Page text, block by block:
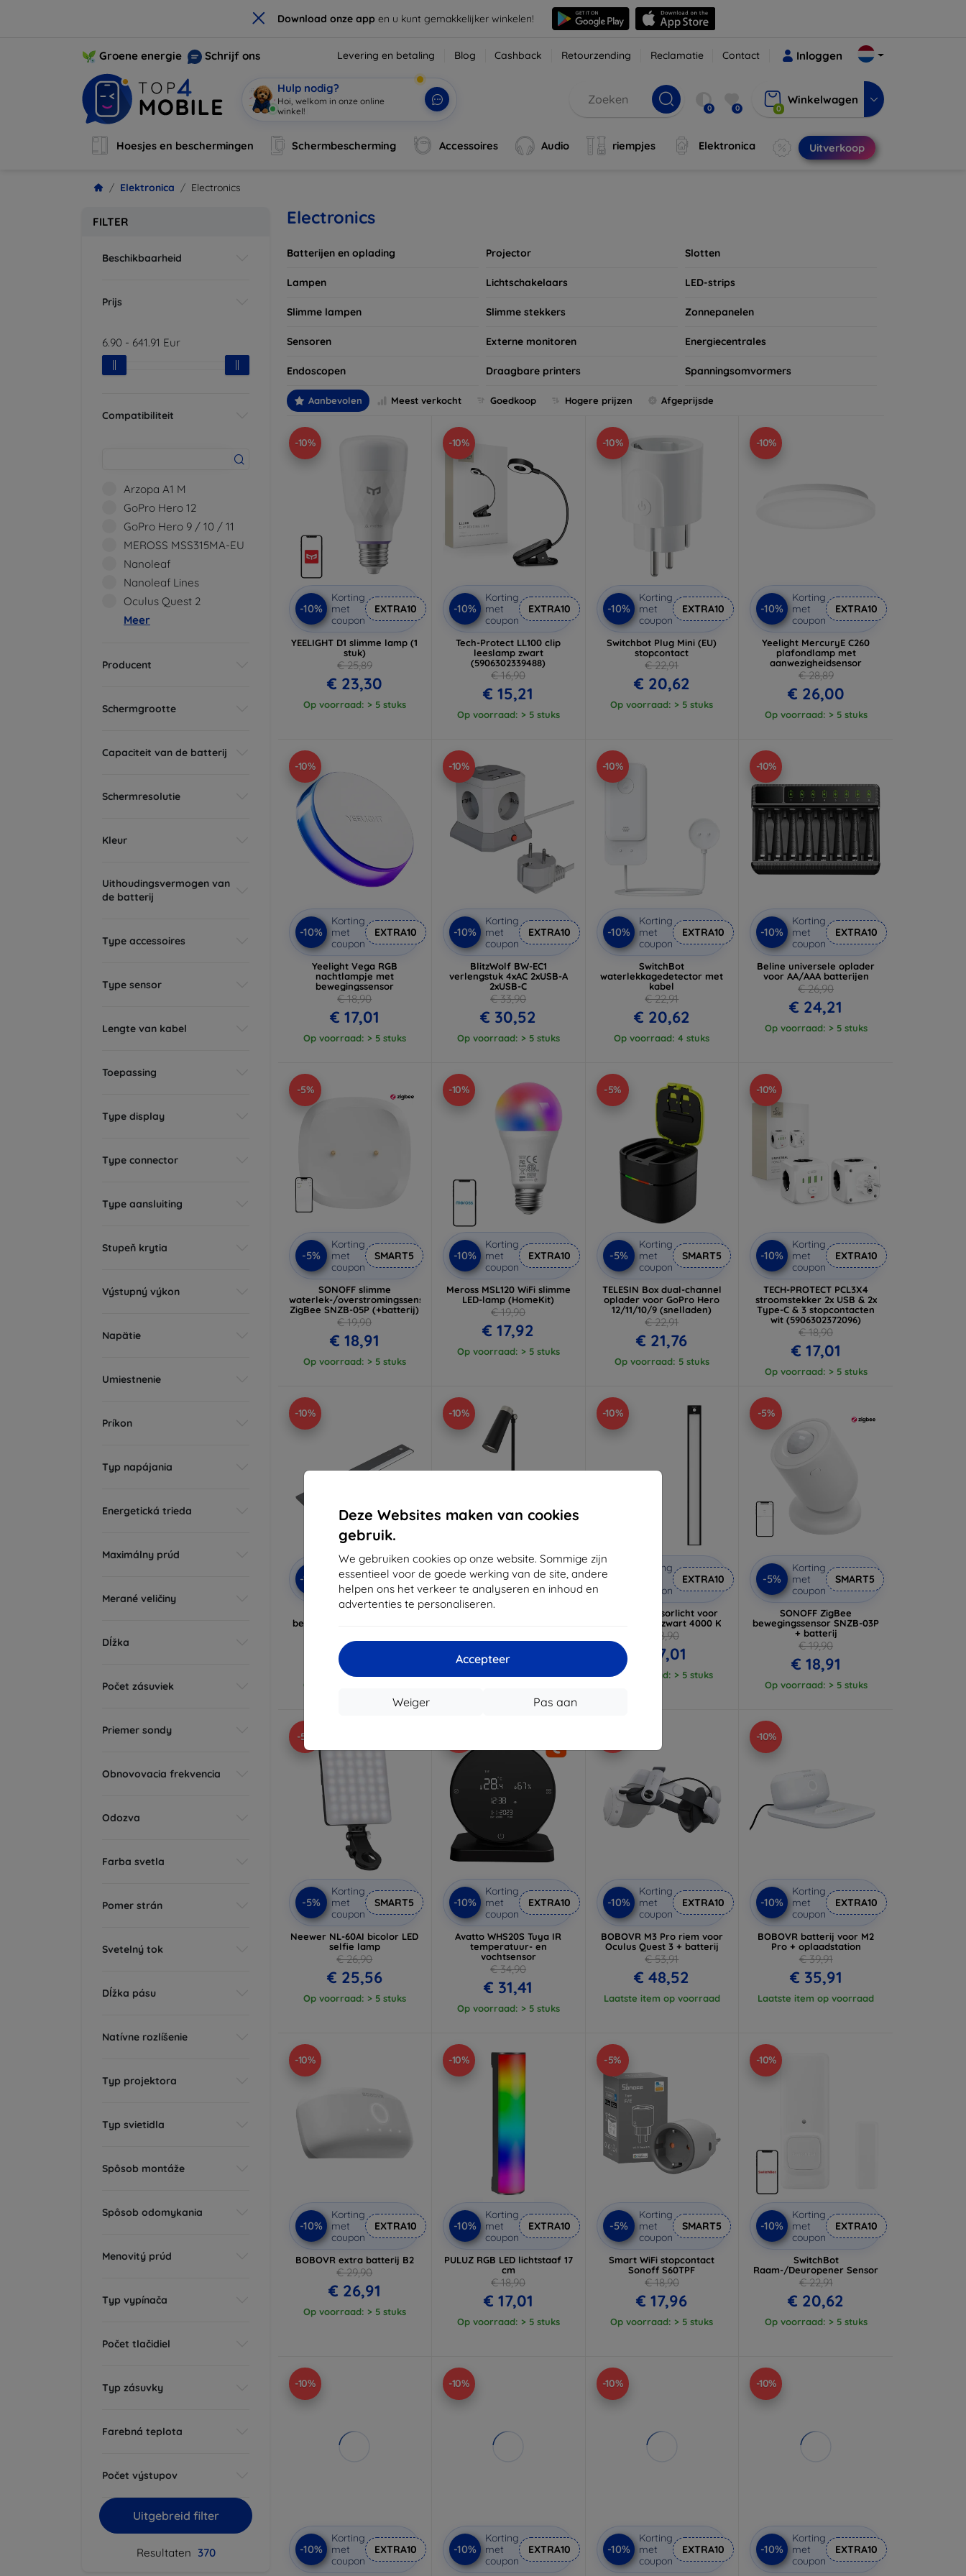
× Download onze app en u kunt gemakkelijker winkelen!
Deze Websites maken van cookies
gebruik.
We gebruiken cookies op onze website. Sommige zijn
essentieel voor de goede werking van de site, andere
helpen ons het verkeer te analyseren en inhoud en
advertenties te personaliseren.
Accepteer
Pas aan
Weiger
Groene energie Schrijf ons Levering en betaling Blog Cashback Retourzending Reclamatie Contact Inloggen
Hulp nodig?
Ik be| 0 0 0
Winkelwagen
Hoesjes en beschermingen Schermbescherming Accessoires Audio riempjes Elektronica Uitverkoop
Elektronica Electronics
FILTER
Beschikbaarheid
Prijs
6.90 - 641.91 Eur
Compatibiliteit
Arzopa A1 M
GoPro Hero 12
GoPro Hero 9 / 10 / 11
MEROSS MSS315MA-EU
Nanoleaf
Nanoleaf Lines
Oculus Quest 2
Meer
Producent
Schermgrootte
Capaciteit van de batterij
Schermresolutie
Kleur
Uithoudingsvermogen van
de batterij
Type accessoires
Type sensor
Lengte van kabel
Toepassing
Type display
Type connector
Type aansluiting
Stupeň krytia
Výstupný výkon
Napätie
Umiestnenie
Príkon
Typ napájania
Energetická trieda
Maximálny prúd
Merané veličiny
Dĺžka
Počet zásuviek
Priemer sondy
Obnovovacia frekvencia
Odozva
Farba svetla
Pomer strán
Svetelný tok
Dĺžka pásu
Natívne rozlíšenie
Typ projektora
Typ svietidla
Spôsob montáže
Spôsob odomykania
Menovitý prúd
Typ vypínača
Počet tlačidiel
Typ zásuvky
Farebná teplota
Počet výstupov
Uitgebreid filter
Resultaten 370
Electronics
Batterijen en oplading Projector Slotten
Lampen Lichtschakelaars LED-strips
Slimme lampen Slimme stekkers Zonnepanelen
Sensoren Externe monitoren Energiecentrales
Endoscopen Draagbare printers Spanningsomvormers
Aanbevolen Meest verkocht Goedkoop Hogere prijzen Afgeprijsde
-10%
-10%
Korting
met
coupon
EXTRA10
YEELIGHT D1 slimme lamp (1
stuk)
€ 25,89
€ 23,30
Op voorraad: > 5 stuks
-10%
-10%
Korting
met
coupon
EXTRA10
Tech-Protect LL100 clip
leeslamp zwart
(5906302339488)
€ 16,90
€ 15,21
Op voorraad: > 5 stuks
-10%
-10%
Korting
met
coupon
EXTRA10
Switchbot Plug Mini (EU)
stopcontact
€ 22,91
€ 20,62
Op voorraad: > 5 stuks
-10%
-10%
Korting
met
coupon
EXTRA10
Yeelight MercuryE C260
plafondlamp met
aanwezigheidsensor
€ 28,89
€ 26,00
Op voorraad: > 5 stuks
-10%
-10%
Korting
met
coupon
EXTRA10
Yeelight Vega RGB
nachtlampje met
bewegingssensor
€ 18,90
€ 17,01
Op voorraad: > 5 stuks
-10%
-10%
Korting
met
coupon
EXTRA10
BlitzWolf BW-EC1
verlengstuk 4xAC 2xUSB-A
2xUSB-C
€ 33,90
€ 30,52
Op voorraad: > 5 stuks
-10%
-10%
Korting
met
coupon
EXTRA10
SwitchBot
waterlekkagedetector met
kabel
€ 22,91
€ 20,62
Op voorraad: 4 stuks
-10%
-10%
Korting
met
coupon
EXTRA10
Beline universele oplader
voor AA/AAA batterijen
€ 26,90
€ 24,21
Op voorraad: > 5 stuks
-5%
-5%
Korting
met
coupon
SMART5
SONOFF slimme
waterlek-/overstromingssensor
ZigBee SNZB-05P (+batterij)
€ 19,90
€ 18,91
Op voorraad: > 5 stuks
-10%
-10%
Korting
met
coupon
EXTRA10
Meross MSL120 WiFi slimme
LED-lamp (HomeKit)
€ 19,90
€ 17,92
Op voorraad: > 5 stuks
-5%
-5%
Korting
met
coupon
SMART5
TELESIN Box dual-channel
oplader voor GoPro Hero
12/11/10/9 (snelladen)
€ 22,91
€ 21,76
Op voorraad: 5 stuks
-10%
-10%
Korting
met
coupon
EXTRA10
TECH-PROTECT PCL3X4
stroomstekker 2x USB & 2x
Type-C & 3 stopcontacten
wit (5906302372096)
€ 18,90
€ 17,01
Op voorraad: > 5 stuks
-10%
-10%
Korting
met
coupon
EXTRA10
bewegingssensor voor kast
€ 21,90
€ 19,71
Op voorraad: > 5 stuks
-10%
-10%
Korting
met
coupon
EXTRA10
€ 22,41
Op voorraad: > 5 stuks
-10%
-10%
Korting
coupon
EXTRA10
Yeelight sensorlicht voor
kast 40 cm - zwart 4000 K
€ 18,90
€ 17,01
Op voorraad: > 5 stuks
-5%
-5%
Korting
met
coupon
SMART5
SONOFF ZigBee
bewegingssensor SNZB-03P
+ batterij
€ 19,90
€ 18,91
Op voorraad: > 5 stuks
-5%
-5%
Korting
met
coupon
SMART5
Neewer NL-60AI bicolor LED
selfie lamp
€ 26,90
€ 25,56
Op voorraad: > 5 stuks
-10%
Korting
met
coupon
EXTRA10
Avatto WHS20S Tuya IR
temperatuur- en
vochtsensor
€ 34,90
€ 31,41
Op voorraad: > 5 stuks
-10%
Korting
met
coupon
EXTRA10
BOBOVR M3 Pro riem voor
Oculus Quest 3 + batterij
€ 53,91
€ 48,52
Laatste item op voorraad
-10%
-10%
Korting
met
coupon
EXTRA10
BOBOVR batterij voor M2
Pro + oplaadstation
€ 39,91
€ 35,91
Laatste item op voorraad
-10%
-10%
Korting
met
coupon
EXTRA10
BOBOVR extra batterij B2
€ 29,90
€ 26,91
Op voorraad: > 5 stuks
-10%
-10%
Korting
met
coupon
EXTRA10
PULUZ RGB LED lichtstaaf 17
cm
€ 18,90
€ 17,01
Op voorraad: > 5 stuks
-5%
-5%
Korting
met
coupon
SMART5
Smart WiFi stopcontact
Sonoff S60TPF
€ 18,90
€ 17,96
Op voorraad: > 5 stuks
-10%
-10%
Korting
met
coupon
EXTRA10
SwitchBot
Raam-/Deuropener Sensor
€ 22,91
€ 20,62
Op voorraad: > 5 stuks
-10%
-10%
Korting
met
coupon
EXTRA10
-10%
-10%
Korting
met
coupon
EXTRA10
-10%
-10%
Korting
met
coupon
EXTRA10
-10%
-10%
Korting
met
coupon
EXTRA10